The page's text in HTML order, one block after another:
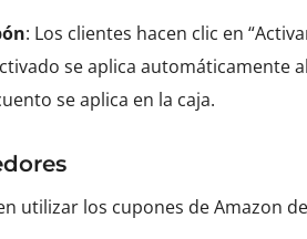
: Los clientes hacen clic en
se aplica automáticamente
se aplica en la caja.
utilizar los cupones de Amazon